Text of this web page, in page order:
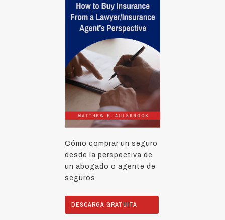
Cómo comprar un seguro
desde la perspectiva de
un abogado o agente de
seguros
DESCARGA GRATUITA